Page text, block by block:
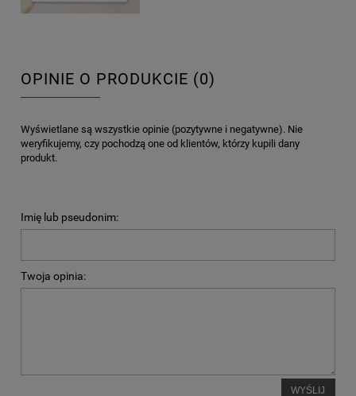
OPINIE O PRODUKCIE (0)
Wyświetlane są wszystkie opinie (pozytywne i negatywne). Nie
weryfikujemy, czy pochodzą one od klientów, którzy kupili dany
produkt.
Imię lub pseudonim:
Twoja opinia:
WYŚLIJ